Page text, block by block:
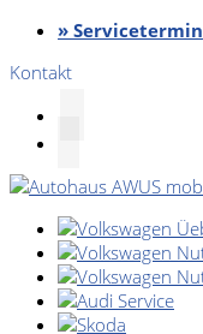
» Servicetermin
Kontakt